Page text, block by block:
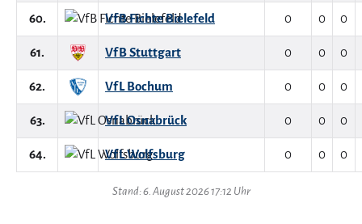
60. VfB Fichte Bielefeld 0 0 0
61. VfB Stuttgart 0 0 0
62. VfL Bochum 0 0 0
63. VfL Osnabrück 0 0 0
64. VfL Wolfsburg 0 0 0
Stand: 6. August 2026 17:12 Uhr